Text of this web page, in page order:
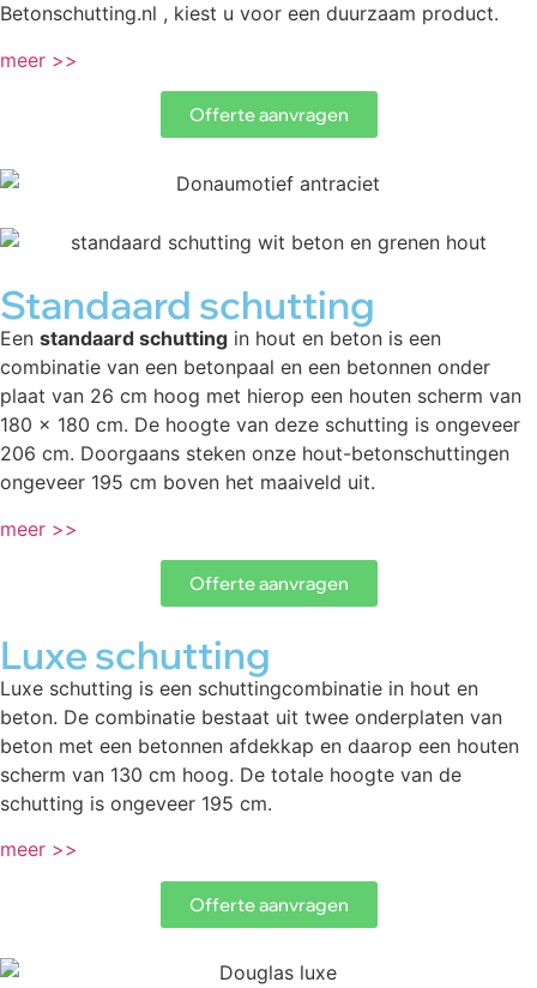
Betonschutting.nl , kiest u voor een duurzaam product.
meer >>
Offerte aanvragen
Standaard schutting
Een standaard schutting in hout en beton is een
combinatie van een betonpaal en een betonnen onder
plaat van 26 cm hoog met hierop een houten scherm van
180 x 180 cm. De hoogte van deze schutting is ongeveer
206 cm. Doorgaans steken onze hout-betonschuttingen
ongeveer 195 cm boven het maaiveld uit.
meer >>
Offerte aanvragen
Luxe schutting
Luxe schutting is een schuttingcombinatie in hout en
beton. De combinatie bestaat uit twee onderplaten van
beton met een betonnen afdekkap en daarop een houten
scherm van 130 cm hoog. De totale hoogte van de
schutting is ongeveer 195 cm.
meer >>
Offerte aanvragen